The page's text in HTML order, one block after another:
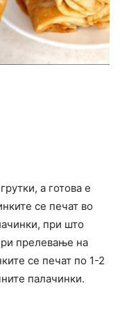
а готова е
се печат во
при што
прелевање на
се печат по 1-2
палачинки.